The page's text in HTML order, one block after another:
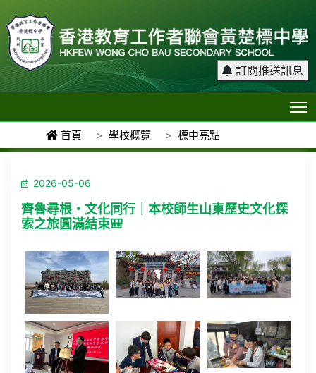
訂閱推送訊息
首頁 學校概覽 標中亮點
2026-05-06
齊魯尋根・文化同行｜本校師生山東歷史文化探
索之旅圓滿結束🎒